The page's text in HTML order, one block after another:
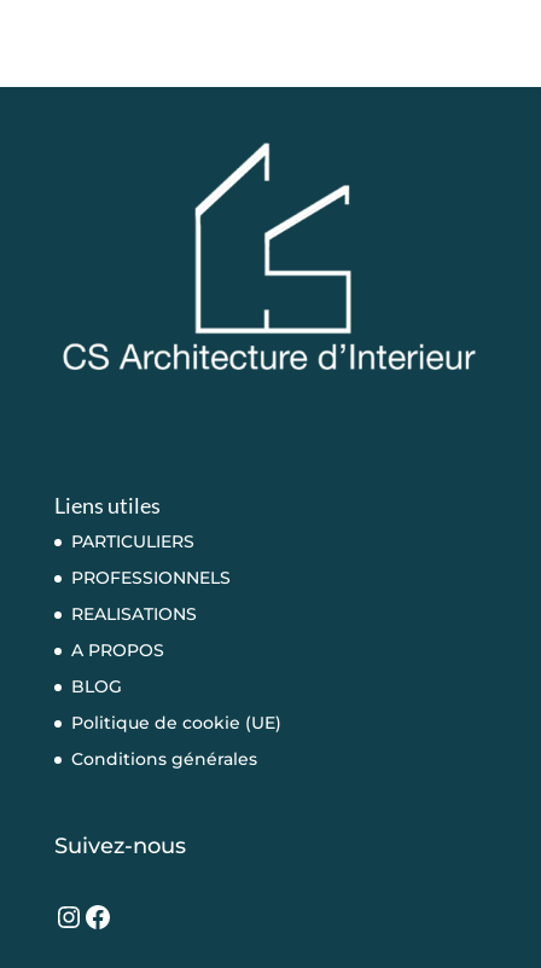
Liens utiles
PARTICULIERS
PROFESSIONNELS
REALISATIONS
A PROPOS
BLOG
Politique de cookie (UE)
Conditions générales
Suivez-nous
Instagram
Facebook